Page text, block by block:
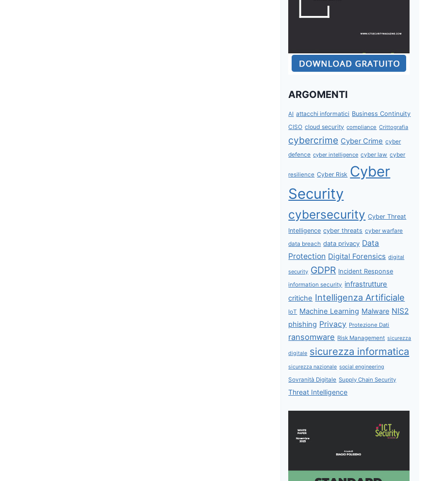
ARGOMENTI
AI attacchi informatici Business Continuity
CISO cloud security compliance Crittografia
cybercrime Cyber Crime cyber
defence cyber intelligence cyber law cyber
resilience Cyber Risk Cyber
Security
cybersecurity Cyber Threat
Intelligence cyber threats cyber warfare
data breach data privacy Data
Protection Digital Forensics digital
security GDPR Incident Response
information security infrastrutture
critiche Intelligenza Artificiale
IoT Machine Learning Malware NIS2
phishing Privacy Protezione Dati
ransomware Risk Management sicurezza
digitale sicurezza informatica
sicurezza nazionale social engineering
Sovranità Digitale Supply Chain Security
Threat Intelligence